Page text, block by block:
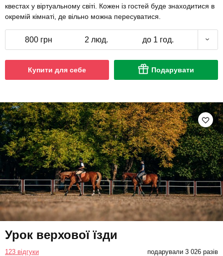
квестах у віртуальному світі. Кожен із гостей буде знаходитися в
окремій кімнаті, де вільно можна пересуватися.
800 грн 2 люд. до 1 год.
Купити для себе Подарувати
Урок верхової їзди
123 відгуки подарували 3 026 разів